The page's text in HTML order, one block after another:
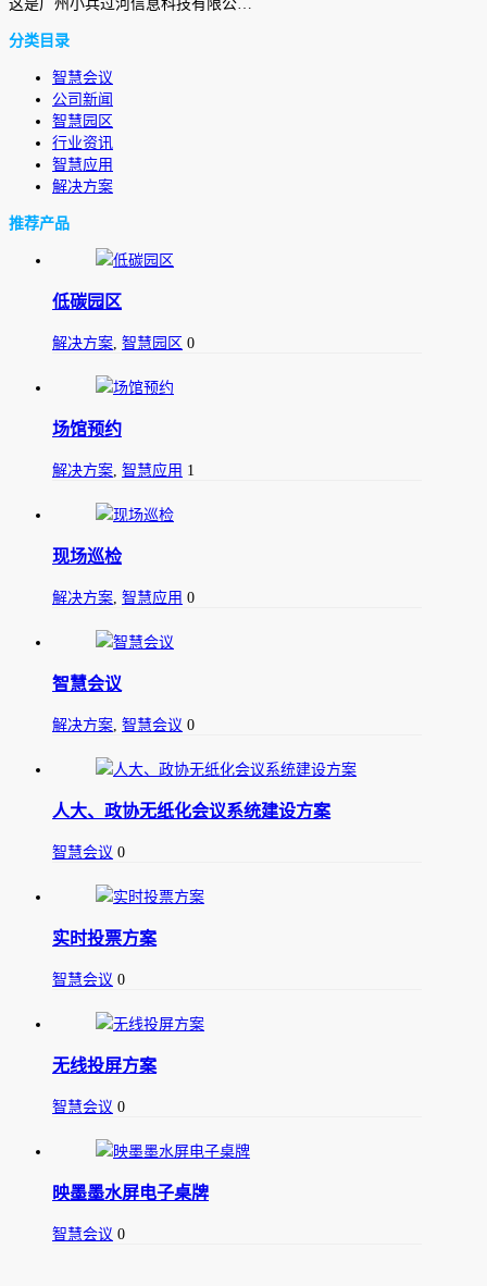
这是广州小兵过河信息科技有限公…
分类目录
智慧会议
公司新闻
智慧园区
行业资讯
智慧应用
解决方案
推荐产品
低碳园区
解决方案, 智慧园区 0
场馆预约
解决方案, 智慧应用 1
现场巡检
解决方案, 智慧应用 0
智慧会议
解决方案, 智慧会议 0
人大、政协无纸化会议系统建设方案
智慧会议 0
实时投票方案
智慧会议 0
无线投屏方案
智慧会议 0
映墨墨水屏电子桌牌
智慧会议 0